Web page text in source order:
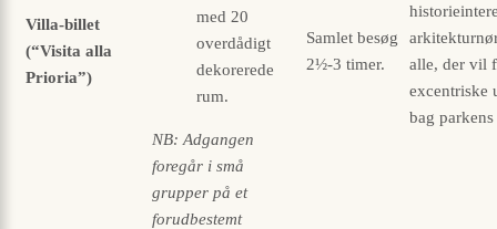
Villa-billet
(“Visita alla
Prioria”)
med 20
overdådigt
dekorerede
rum.
NB: Adgangen
foregår i små
grupper på et
forudbestemt
Samlet besøg
2½-3 timer.
alle, der vil
excentriske
bag